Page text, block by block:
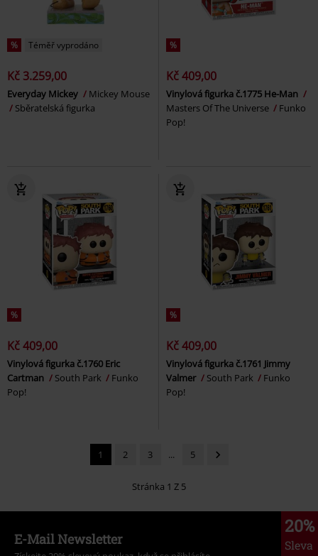
% Téměř vyprodáno
Kč 3.259,00
Everyday Mickey
Mickey Mouse
Sběratelská figurka
%
Kč 409,00
Vinylová figurka č.1775 He-Man
Masters Of The Universe
Funko
Pop!
%
Kč 409,00
Vinylová figurka č.1760 Eric
Cartman
South Park
Funko
Pop!
%
Kč 409,00
Vinylová figurka č.1761 Jimmy
Valmer
South Park
Funko
Pop!
1 2 3 ... 5
Stránka 1 Z 5
20%
Sleva
E-Mail Newsletter